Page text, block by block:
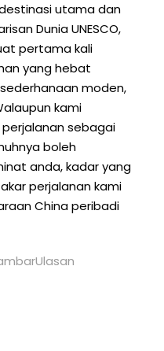
utama dan
Dunia UNESCO,
pertama kali
yang hebat
moden,
kami
sebagai
boleh
anda, kadar yang
perjalanan kami
China peribadi
Ulasan